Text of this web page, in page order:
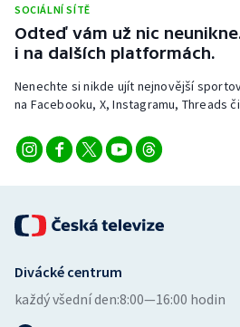
SOCIÁLNÍ SÍTĚ
Odteď vám už nic
i na dalších platformách.
Nenechte si nikde ujít nejnovější
na Facebooku, X, Instagramu, Threads
Divácké centrum
každý všední den:8:00—16:00 hodin